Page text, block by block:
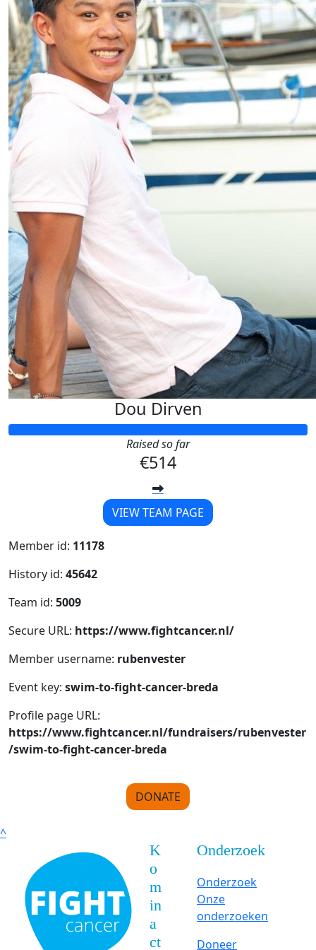
Dou Dirven
Raised so far
€514
VIEW TEAM PAGE
Member id: 11178
History id: 45642
Team id: 5009
Secure URL: https://www.fightcancer.nl/
Member username: rubenvester
Event key: swim-to-fight-cancer-breda
Profile page URL:
https://www.fightcancer.nl/fundraisers/rubenvester
/swim-to-fight-cancer-breda
DONATE
^
K
o
m
in
a
ct
Onderzoek
Onderzoek
Onze
onderzoeken
Doneer